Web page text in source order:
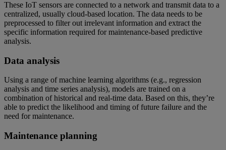
These IoT sensors are connected to a network and transmit data to a
centralized, usually cloud-based location. The data needs to be
preprocessed to filter out irrelevant information and extract the
specific information required for maintenance-based predictive
analysis.
Data analysis
Using a range of machine learning algorithms (e.g., regression
analysis and time series analysis), models are trained on a
combination of historical and real-time data. Based on this, they’re
able to predict the likelihood and timing of future failure and the
need for maintenance.
Maintenance planning